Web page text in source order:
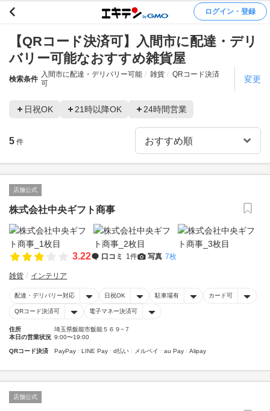
ログイン・登録
【QRコード決済可】入間市に配達・デリ
バリー可能なおすすめ雑貨屋
検索条件
入間市に配達・デリバリー可能 雑貨
QRコード決済
可
変更
日祝OK 21時以降OK 24時間営業
5 件
店舗公式
株式会社中央ギフト商事
3.22 口コミ 1件 写真 7枚
雑貨 インテリア
配達・デリバリー対応 日祝OK 駐車場有 カード可
QRコード決済可 電子マネー決済可
住所
埼玉県飯能市飯能５６９−７
本日の営業状況 9:00〜19:00
QRコード決済 PayPay LINE Pay d払い メルペイ au Pay Alipay
店舗公式